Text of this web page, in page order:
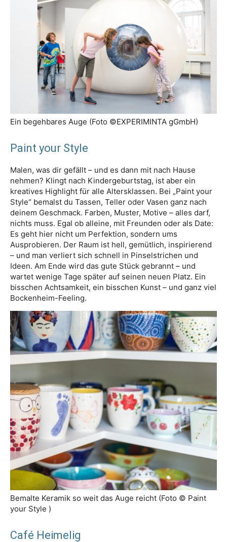
Ein begehbares Auge (Foto ©EXPERIMINTA gGmbH)
Paint your Style
Malen, was dir gefällt – und es dann mit nach Hause
nehmen? Klingt nach Kindergeburtstag, ist aber ein
kreatives Highlight für alle Altersklassen. Bei „Paint your
Style“ bemalst du Tassen, Teller oder Vasen ganz nach
deinem Geschmack. Farben, Muster, Motive – alles darf,
nichts muss. Egal ob alleine, mit Freunden oder als Date:
Es geht hier nicht um Perfektion, sondern ums
Ausprobieren. Der Raum ist hell, gemütlich, inspirierend
– und man verliert sich schnell in Pinselstrichen und
Ideen. Am Ende wird das gute Stück gebrannt – und
wartet wenige Tage später auf seinen neuen Platz. Ein
bisschen Achtsamkeit, ein bisschen Kunst – und ganz viel
Bockenheim-Feeling.
Bemalte Keramik so weit das Auge reicht (Foto © Paint
your Style )
Café Heimelig